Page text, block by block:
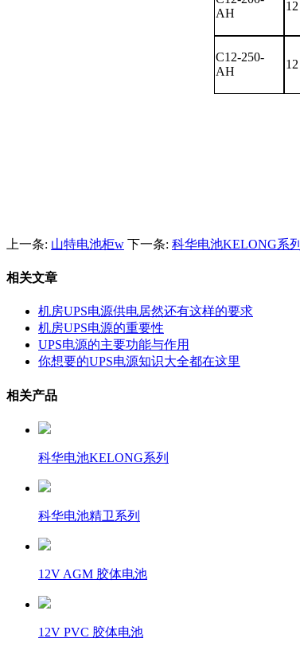
AH
12
C12-250-
AH
12
上一条: 山特电池柜w 下一条: 科华电池KELONG系列
相关文章
机房UPS电源供电居然还有这样的要求
机房UPS电源的重要性
UPS电源的主要功能与作用
你想要的UPS电源知识大全都在这里
相关产品
科华电池KELONG系列
科华电池精卫系列
12V AGM 胶体电池
12V PVC 胶体电池